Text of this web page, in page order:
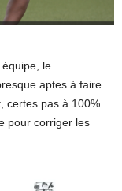
le
aptes à faire
certes pas à 100%
pour corriger les